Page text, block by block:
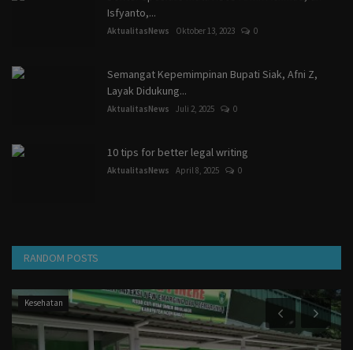
Isfyanto,...
AktualitasNews Oktober 13, 2023 0
Semangat Kepemimpinan Bupati Siak, Afni Z,
Layak Didukung...
AktualitasNews Juli 2, 2025 0
10 tips for better legal writing
AktualitasNews April 8, 2025 0
RANDOM POSTS
Dunia Kerja